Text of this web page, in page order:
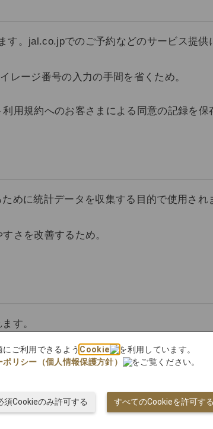
。jal.co.jpでのご予約などのサービス提供
レージ番号の入力の手間を省くため。
用規約へのお客さまによる同意の記録を保
めに統計データを収集する目的で使用され
さを改善するため。
す。
表示し、その効果を追跡するため。
完全に停止するには、以下のサイトにアク
にご利用できるようCookie
を利用しています。
リシー（個人情報保護方針） をご覧ください。
すべてのCookieを許可する
須Cookieのみ許可する